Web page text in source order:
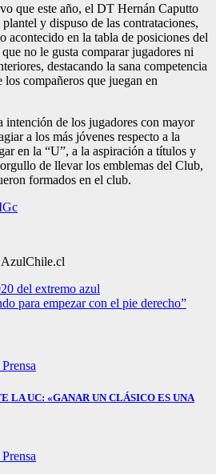
que este año, el DT Hernán Caputto
y dispuso de las contrataciones,
acontecido en la tabla de posiciones del
no le gusta comparar jugadores ni
destacando la sana competencia
los compañeros que juegan en
intención de los jugadores con mayor
a los más jóvenes respecto a la
en la “U”, a la aspiración a títulos y
de llevar los emblemas del Club,
formados en el club.
del extremo azul
para empezar con el pie derecho”
LA UC: «GANAR UN CLÁSICO ES UNA